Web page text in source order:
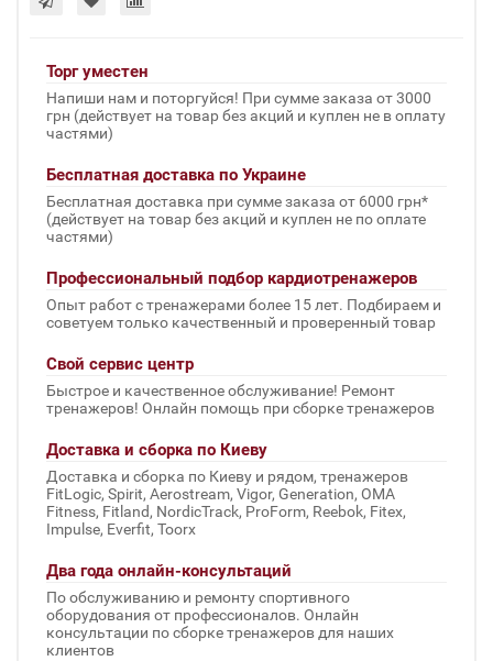
Торг уместен
Напиши нам и поторгуйся! При сумме заказа от 3000
грн (действует на товар без акций и куплен не в оплату
частями)
Бесплатная доставка по Украине
Бесплатная доставка при сумме заказа от 6000 грн*
(действует на товар без акций и куплен не по оплате
частями)
Профессиональный подбор кардиотренажеров
Опыт работ с тренажерами более 15 лет. Подбираем и
советуем только качественный и проверенный товар
Свой сервис центр
Быстрое и качественное обслуживание! Ремонт
тренажеров! Онлайн помощь при сборке тренажеров
Доставка и сборка по Киеву
Доставка и сборка по Киеву и рядом, тренажеров
FitLogic, Spirit, Aerostream, Vigor, Generation, OMA
Fitness, Fitland, NordicTrack, ProForm, Reebok, Fitex,
Impulse, Everfit, Toorx
Два года онлайн-консультаций
По обслуживанию и ремонту спортивного
оборудования от профессионалов. Онлайн
консультации по сборке тренажеров для наших
клиентов